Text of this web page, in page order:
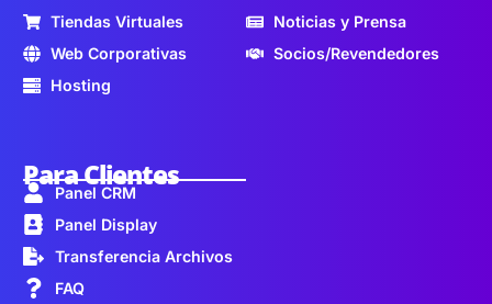
Tiendas Virtuales
Web Corporativas
Hosting
Noticias y Prensa
Socios/Revendedores
Para Clientes
Panel CRM
Panel Display
Transferencia Archivos
FAQ